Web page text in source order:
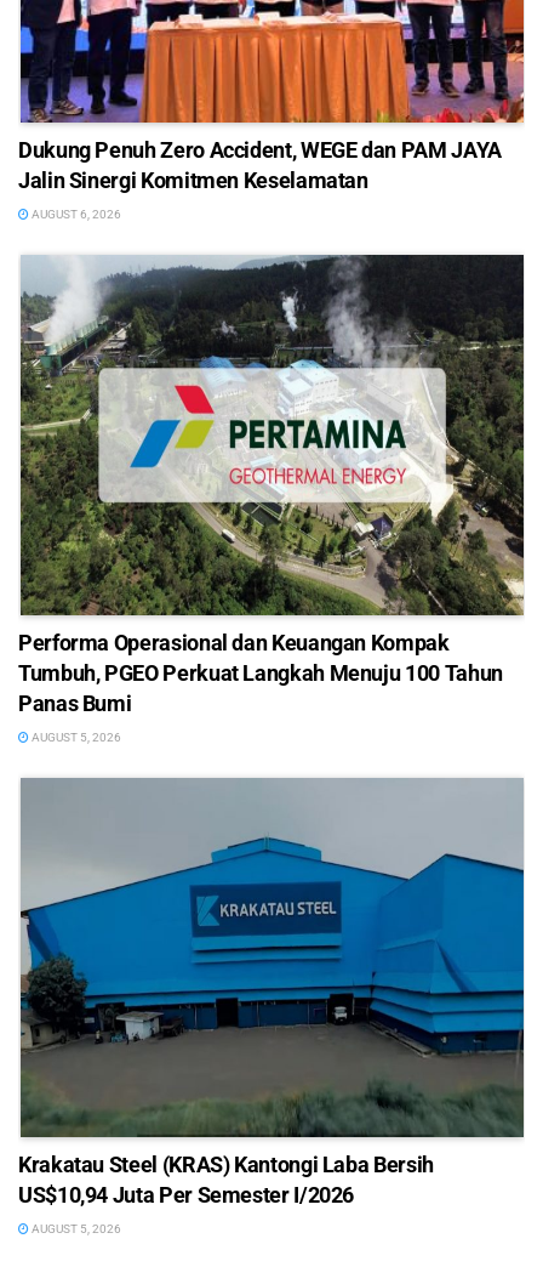
Dukung Penuh Zero Accident, WEGE dan PAM JAYA
Jalin Sinergi Komitmen Keselamatan
AUGUST 6, 2026
Performa Operasional dan Keuangan Kompak
Tumbuh, PGEO Perkuat Langkah Menuju 100 Tahun
Panas Bumi
AUGUST 5, 2026
Krakatau Steel (KRAS) Kantongi Laba Bersih
US$10,94 Juta Per Semester I/2026
AUGUST 5, 2026